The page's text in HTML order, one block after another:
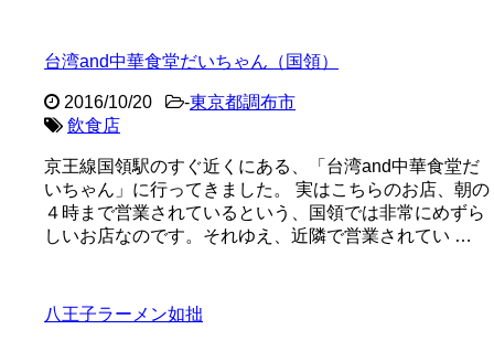
台湾and中華食堂だいちゃん（国領）
2016/10/20 -東京都調布市
飲食店
京王線国領駅のすぐ近くにある、「台湾and中華食堂だ
いちゃん」に行ってきました。 実はこちらのお店、朝の
４時まで営業されているという、国領では非常にめずら
しいお店なのです。それゆえ、近隣で営業されてい …
八王子ラーメン如拙